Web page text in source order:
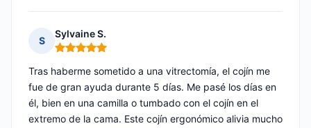
S
Sylvaine S.
Nota: 5 de 5
Tras haberme sometido a una vitrectomía, el cojín me
fue de gran ayuda durante 5 días. Me pasé los días en
él, bien en una camilla o tumbado con el cojín en el
extremo de la cama. Este cojín ergonómico alivia mucho